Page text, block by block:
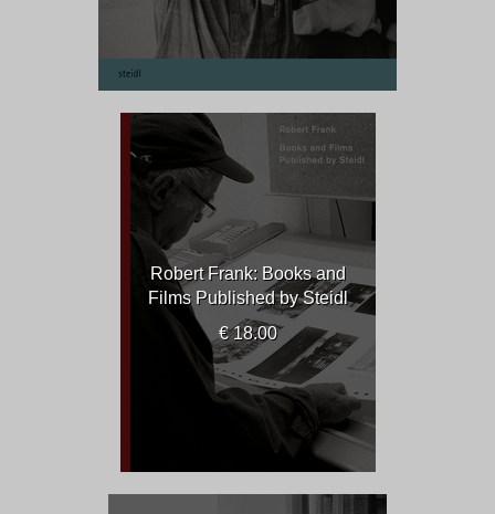
Robert Frank: Books and
Films Published by Steidl
€ 18.00